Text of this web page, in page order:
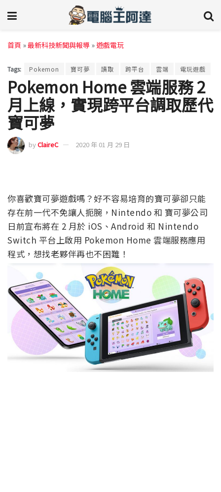
首頁 »最新科技新聞與報導 »遊戲電玩
Tags: Pokemon 寶可夢 讀取 跨平台 雲端 電玩遊戲
Pokemon Home 雲端服務 2
月上線，實現跨平台調取歷代
寶可夢
byClaireC 2020 年 01 月 29 日
你喜歡寶可夢遊戲嗎？好不容易培育的寶可夢卻只能
存在前一代不免讓人扼腕，Nintendo 和 寶可夢公司
日前宣布將在 2 月於 iOS、Android 和 Nintendo
Switch 平台上啟用 Pokemon Home 雲端服務應用
程式，想找老夥伴再也不困難！